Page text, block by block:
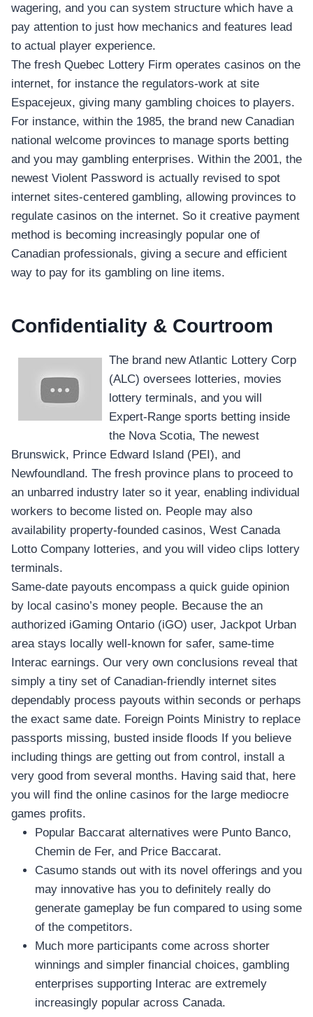
wagering, and you can system structure which have a
pay attention to just how mechanics and features lead
to actual player experience.
The fresh Quebec Lottery Firm operates casinos on the
internet, for instance the regulators-work at site
Espacejeux, giving many gambling choices to players.
For instance, within the 1985, the brand new Canadian
national welcome provinces to manage sports betting
and you may gambling enterprises. Within the 2001, the
newest Violent Password is actually revised to spot
internet sites-centered gambling, allowing provinces to
regulate casinos on the internet. So it creative payment
method is becoming increasingly popular one of
Canadian professionals, giving a secure and efficient
way to pay for its gambling on line items.
Confidentiality & Courtroom
The brand new Atlantic Lottery Corp
(ALC) oversees lotteries, movies
lottery terminals, and you will
Expert-Range sports betting inside
the Nova Scotia, The newest
Brunswick, Prince Edward Island (PEI), and
Newfoundland. The fresh province plans to proceed to
an unbarred industry later so it year, enabling individual
workers to become listed on. People may also
availability property-founded casinos, West Canada
Lotto Company lotteries, and you will video clips lottery
terminals.
Same-date payouts encompass a quick guide opinion
by local casino’s money people. Because the an
authorized iGaming Ontario (iGO) user, Jackpot Urban
area stays locally well-known for safer, same-time
Interac earnings. Our very own conclusions reveal that
simply a tiny set of Canadian-friendly internet sites
dependably process payouts within seconds or perhaps
the exact same date. Foreign Points Ministry to replace
passports missing, busted inside floods If you believe
including things are getting out from control, install a
very good from several months. Having said that, here
you will find the online casinos for the large mediocre
games profits.
Popular Baccarat alternatives were Punto Banco,
Chemin de Fer, and Price Baccarat.
Casumo stands out with its novel offerings and you
may innovative has you to definitely really do
generate gameplay be fun compared to using some
of the competitors.
Much more participants come across shorter
winnings and simpler financial choices, gambling
enterprises supporting Interac are extremely
increasingly popular across Canada.